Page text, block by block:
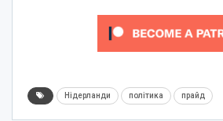
Нідерланди політика прайд